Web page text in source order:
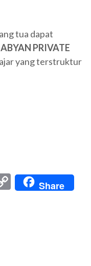
tua dapat
ABYAN PRIVATE
yang terstruktur
CopyShare